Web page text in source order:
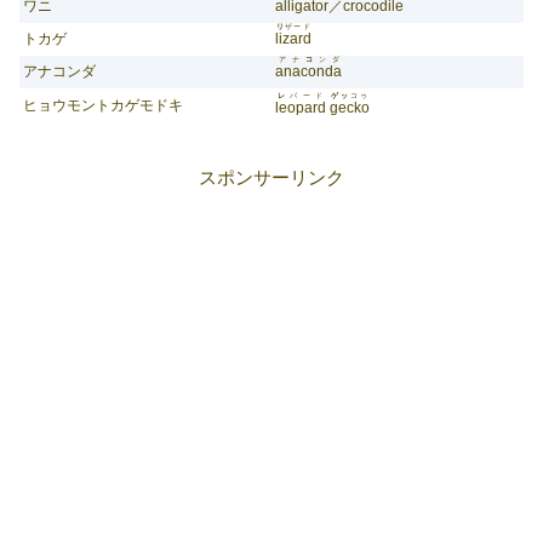
ワニ alligator／crocodile
トカゲ lizard
リ ザード
アナコンダ anaconda
アナ コ ンダ
ヒョウモントカゲモドキ leopard
レパード
gecko
ゲッ コゥ
スポンサーリンク